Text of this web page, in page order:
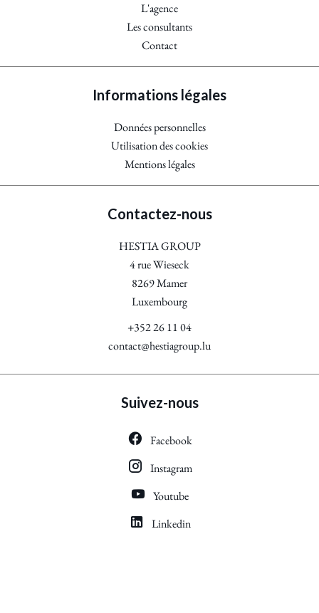
L'agence
Les consultants
Contact
Informations légales
Données personnelles
Utilisation des cookies
Mentions légales
Contactez-nous
HESTIA GROUP
4 rue Wieseck
8269Mamer
Luxembourg
+352 26 11 04
contact@hestiagroup.lu
Suivez-nous
Facebook
Instagram
Youtube
Linkedin